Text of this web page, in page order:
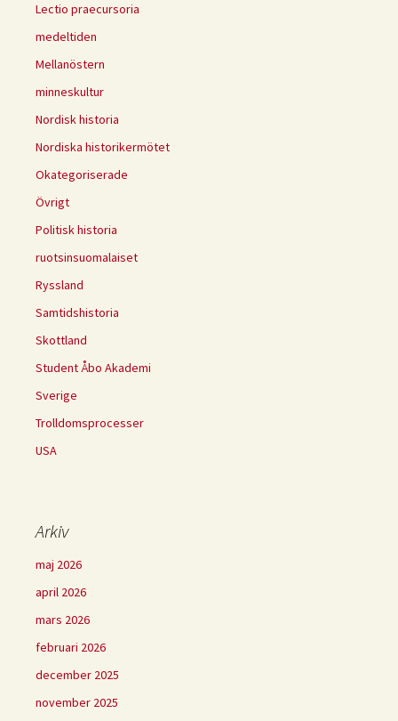
Lectio praecursoria
medeltiden
Mellanöstern
minneskultur
Nordisk historia
Nordiska historikermötet
Okategoriserade
Övrigt
Politisk historia
ruotsinsuomalaiset
Ryssland
Samtidshistoria
Skottland
Student Åbo Akademi
Sverige
Trolldomsprocesser
USA
Arkiv
maj 2026
april 2026
mars 2026
februari 2026
december 2025
november 2025